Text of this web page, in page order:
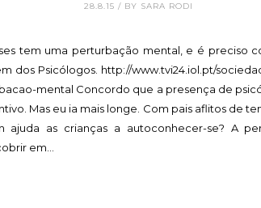
28.8.15 / BY SARA RODI
tem uma perturbação mental, e é preciso
dos Psicólogos. http://www.tvi24.iol.pt/
mental Concordo que a presença de
Mas eu ia mais longe. Com pais aflitos de
ajuda as crianças a autoconhecer-se? A
em...